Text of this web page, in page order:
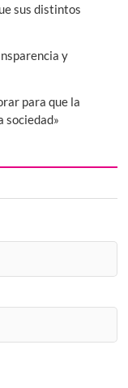
sus distintos
y
para que la
sociedad»